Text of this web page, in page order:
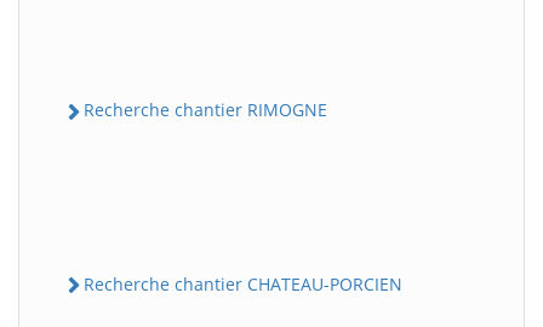
Recherche chantier RIMOGNE
Recherche chantier CHATEAU-PORCIEN